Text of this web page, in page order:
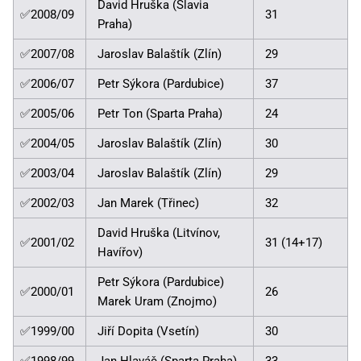
✅2008/09
David Hruška (Slavia
Praha)
31
✅2007/08 Jaroslav Balaštík (Zlín) 29
✅2006/07 Petr Sýkora (Pardubice) 37
✅2005/06 Petr Ton (Sparta Praha) 24
✅2004/05 Jaroslav Balaštík (Zlín) 30
✅2003/04 Jaroslav Balaštík (Zlín) 29
✅2002/03 Jan Marek (Třinec) 32
✅2001/02
David Hruška (Litvínov,
Havířov)
31 (14+17)
✅2000/01
Petr Sýkora (Pardubice)
Marek Uram (Znojmo)
26
✅1999/00 Jiří Dopita (Vsetín) 30